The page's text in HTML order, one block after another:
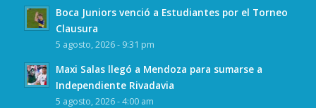
Boca Juniors venció a Estudiantes por el Torneo
Clausura
5 agosto, 2026 - 9:31 pm
Maxi Salas llegó a Mendoza para sumarse a
Independiente Rivadavia
5 agosto, 2026 - 4:00 am